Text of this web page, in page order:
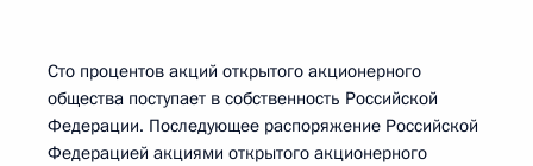
Сто процентов акций открытого акционерного
общества поступает в собственность Российской
Федерации. Последующее распоряжение Российской
Федерацией акциями открытого акционерного